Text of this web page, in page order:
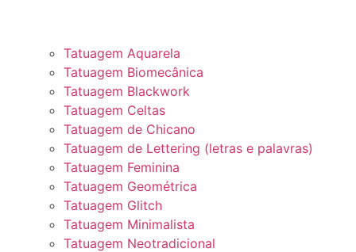
Tatuagem Aquarela
Tatuagem Biomecânica
Tatuagem Blackwork
Tatuagem Celtas
Tatuagem de Chicano
Tatuagem de Lettering (letras e palavras)
Tatuagem Feminina
Tatuagem Geométrica
Tatuagem Glitch
Tatuagem Minimalista
Tatuagem Neotradicional